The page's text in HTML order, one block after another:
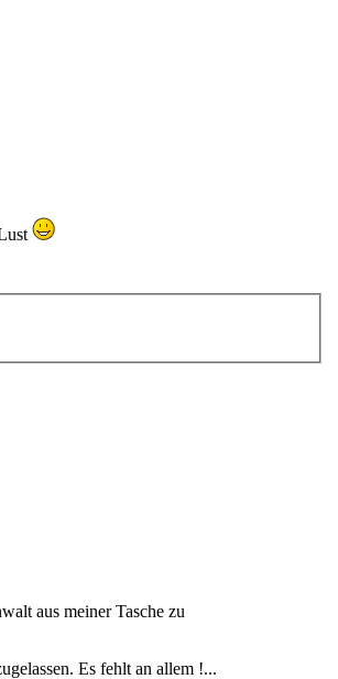
aus meiner Tasche zu
Es fehlt an allem !...